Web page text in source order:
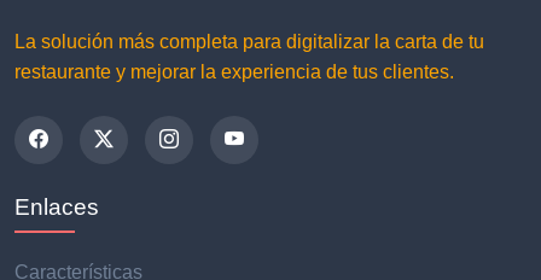
La solución más completa para digitalizar la carta de tu
restaurante y mejorar la experiencia de tus clientes.
Enlaces
Características